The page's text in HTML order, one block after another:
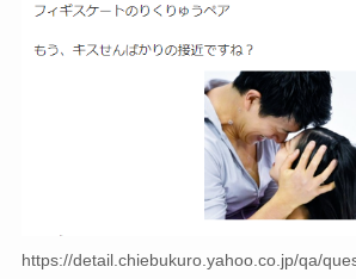
https://detail.chiebukuro.yahoo.co.jp/qa/